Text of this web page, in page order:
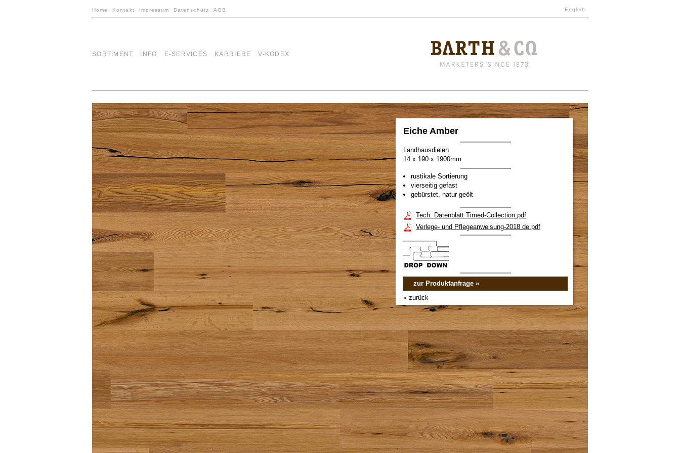
Home Kontakt Impressum Datenschutz AGB English
SORTIMENT INFO E-SERVICES KARRIERE V-KODEX
Eiche Amber
Landhausdielen
14 x 190 x 1900mm
rustikale Sortierung
vierseitig gefast
gebürstet, natur geölt
Tech. Datenblatt Timed-Collection.pdf
Verlege- und Pflegeanweisung-2018 de.pdf
zur Produktanfrage »
« zurück